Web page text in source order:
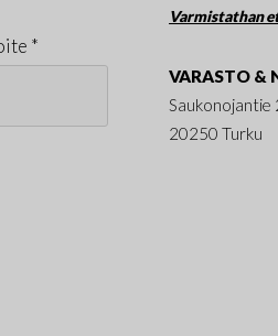
*
Varmistathan
VARASTO &
Saukonojantie
20250 Turku